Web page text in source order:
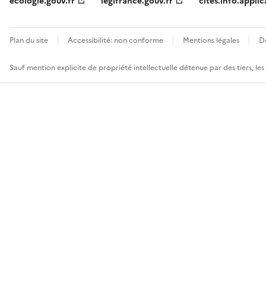
Plan du site Accessibilité: non conforme Mentions légales
Sauf mention explicite de propriété intellectuelle détenue par des tiers,